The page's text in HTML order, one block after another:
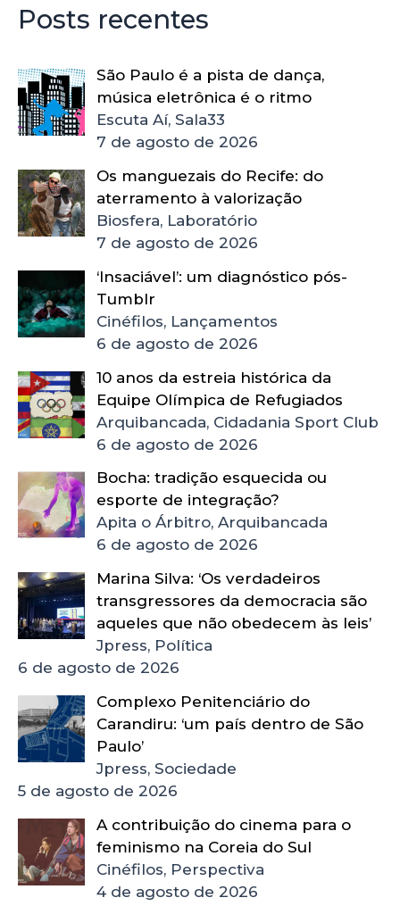
Posts recentes
São Paulo é a pista de dança,
música eletrônica é o ritmo
Escuta Aí, Sala33
7 de agosto de 2026
Os manguezais do Recife: do
aterramento à valorização
Biosfera, Laboratório
7 de agosto de 2026
‘Insaciável’: um diagnóstico pós-
Tumblr
Cinéfilos, Lançamentos
6 de agosto de 2026
10 anos da estreia histórica da
Equipe Olímpica de Refugiados
Arquibancada, Cidadania Sport Club
6 de agosto de 2026
Bocha: tradição esquecida ou
esporte de integração?
Apita o Árbitro, Arquibancada
6 de agosto de 2026
Marina Silva: ‘Os verdadeiros
transgressores da democracia são
aqueles que não obedecem às leis’
Jpress, Política
6 de agosto de 2026
Complexo Penitenciário do
Carandiru: ‘um país dentro de São
Paulo’
Jpress, Sociedade
5 de agosto de 2026
A contribuição do cinema para o
feminismo na Coreia do Sul
Cinéfilos, Perspectiva
4 de agosto de 2026